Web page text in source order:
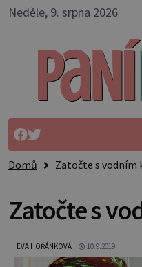
Neděle, 9. srpna 2026
Domů Zatočte s vodním
Zatočte s
EVA HOŘÁNKOVÁ 10.9.2019